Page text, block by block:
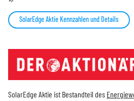
SolarEdge Aktie Kennzahlen und Details
SolarEdge Aktie ist Bestandteil des